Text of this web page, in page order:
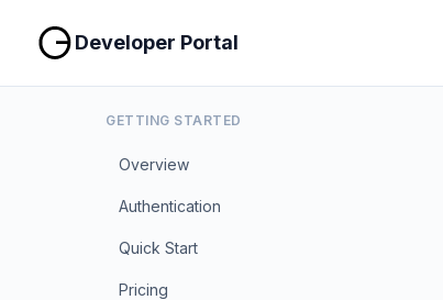
Developer Portal
GETTING STARTED
Overview
Authentication
Quick Start
Pricing